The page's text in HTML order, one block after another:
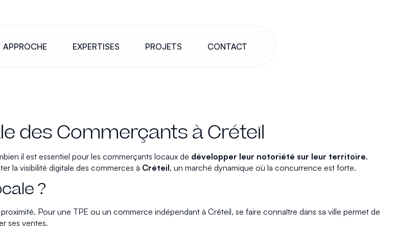
APPROCHE EXPERTISES PROJETS CONTACT
des Commerçants à Créteil
il est essentiel pour les commerçants locaux de développer leur notoriété sur leur territoire.
la visibilité digitale des commerces à Créteil, un marché dynamique où la concurrence est forte.
?
Pour une TPE ou un commerce indépendant à Créteil, se faire connaître dans sa ville permet de
ses ventes.